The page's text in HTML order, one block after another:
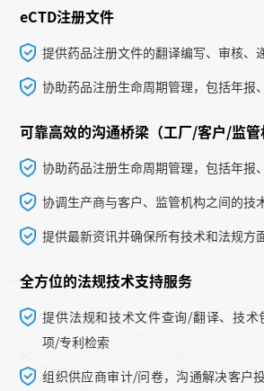
eCTD注册文件
提供药品注册文件的翻译编写、审核、
协助药品注册生命周期管理，包括年报
可靠高效的沟通桥梁（工厂/客户/监管
协助药品注册生命周期管理，包括年报
协调生产商与客户、监管机构之间的技
提供最新资讯并确保所有技术和法规方
全方位的法规技术支持服务
提供法规和技术文件查询/翻译、技术
项/专利检索
组织供应商审计/问卷，沟通解决客户